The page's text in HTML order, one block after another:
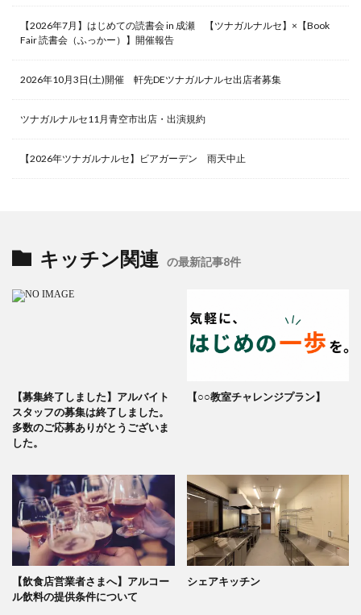
【2026年7月】はじめての読書会 in 成瀬 【ツナガルナルセ】×【Book
Fair 読書会（ふっかー）】開催報告
2026年10月3日(土)開催 軒先DEツナガルナルセ出店者募集
ツナガルナルセ11月青空市出店・出演規約
【2026年ツナガルナルセ】ビアガーデン 雨天中止
キッチン関連 の最新記事8件
【募集終了しました】アルバイト
スタッフの募集は終了しました。
多数のご応募ありがとうございま
した。
【○○教室チャレンジプラン】
【飲食店営業者さまへ】アルコー
ル飲料の提供条件について
シェアキッチン